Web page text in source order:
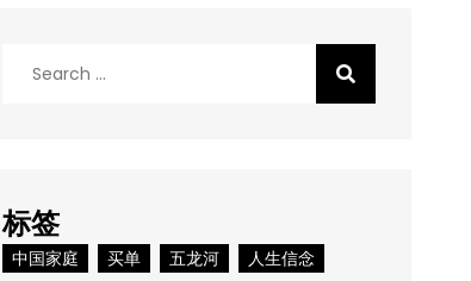
标签
中国家庭 买单 五龙河
人生信念